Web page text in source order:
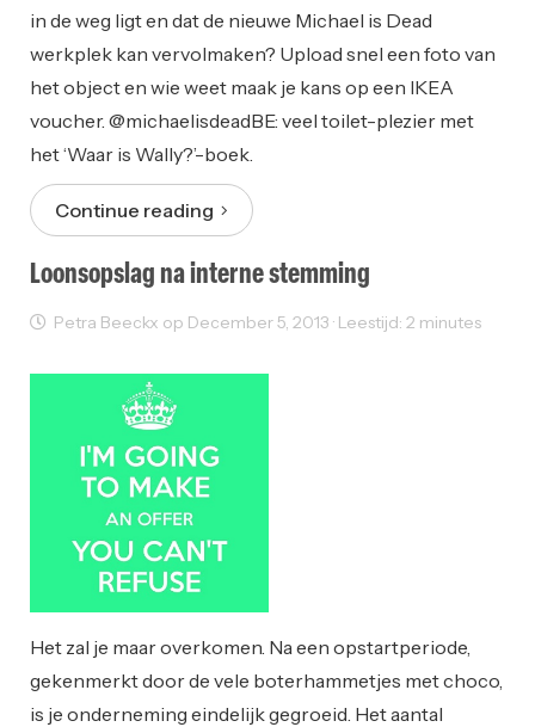
in de weg ligt en dat de nieuwe Michael is Dead
werkplek kan vervolmaken? Upload snel een foto van
het object en wie weet maak je kans op een IKEA
voucher. @michaelisdeadBE: veel toilet-plezier met
het ‘Waar is Wally?’-boek.
Continue reading
Loonsopslag na interne stemming
Petra Beeckx op December 5, 2013 · Leestijd: 2 minutes
Het zal je maar overkomen. Na een opstartperiode,
gekenmerkt door de vele boterhammetjes met choco,
is je onderneming eindelijk gegroeid. Het aantal